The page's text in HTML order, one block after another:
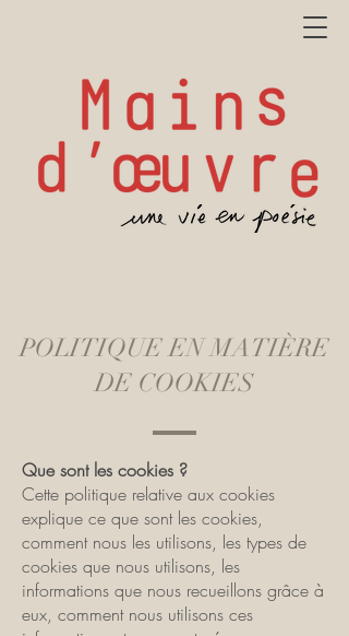
POLITIQUE EN MATIÈRE
DE COOKIES
Que sont les cookies ?
Cette politique relative aux cookies
explique ce que sont les cookies,
comment nous les utilisons, les types de
cookies que nous utilisons, les
informations que nous recueillons grâce à
eux, comment nous utilisons ces